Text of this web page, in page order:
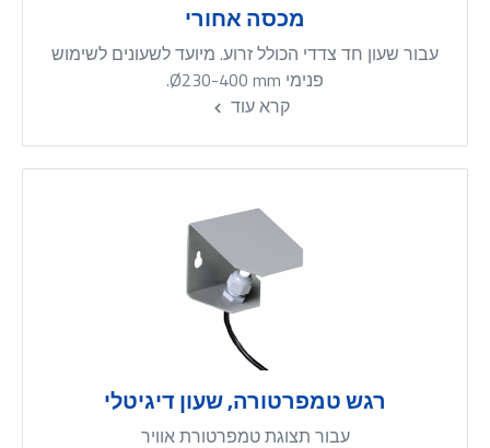
מכסה אחורי
עבור שעון חד צדדי הכולל זרוע. מיועד לשעונים לשימוש
פנימי Ø230-400 mm.
קרא עוד
רגש טמפרטורה, שעון דיגיטלי
עבור תצוגת טמפרטורת אוויר